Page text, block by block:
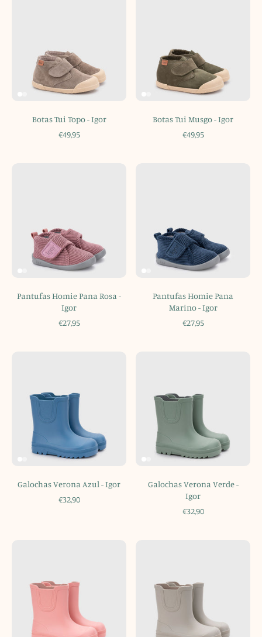
Botas Tui Topo - Igor
€49,95
Botas Tui Musgo - Igor
€49,95
Pantufas Homie Pana Rosa -
Igor
€27,95
Pantufas Homie Pana
Marino - Igor
€27,95
Galochas Verona Azul - Igor
€32,90
Galochas Verona Verde -
Igor
€32,90